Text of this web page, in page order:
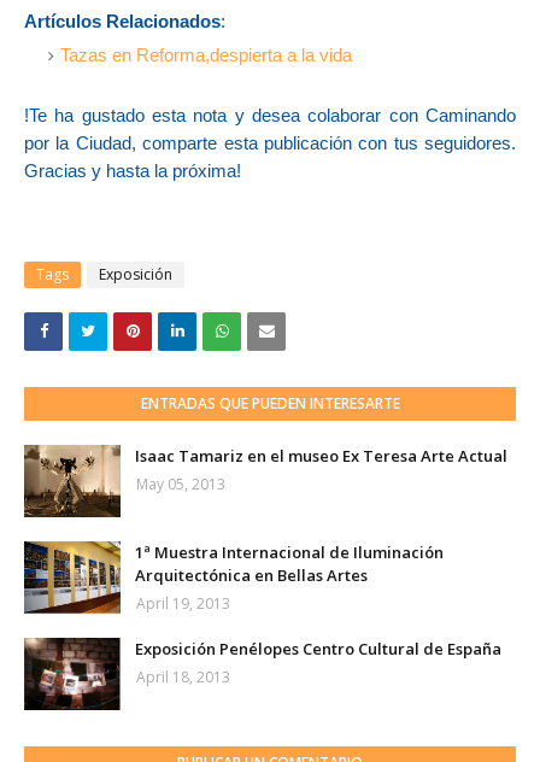
Artículos Relacionados:
Tazas en Reforma,despierta a la vida
!Te ha gustado esta nota y desea colaborar con Caminando
por la Ciudad, comparte esta publicación con tus seguidores.
Gracias y hasta la próxima!
Tags Exposición
ENTRADAS QUE PUEDEN INTERESARTE
Isaac Tamariz en el museo Ex Teresa Arte Actual
May 05, 2013
1ª Muestra Internacional de Iluminación
Arquitectónica en Bellas Artes
April 19, 2013
Exposición Penélopes Centro Cultural de España
April 18, 2013